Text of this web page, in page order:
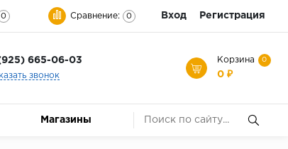
0 Сравнение: 0 Вход Регистрация
665-06-03
звонок
Корзина 0
0 ₽
Магазины